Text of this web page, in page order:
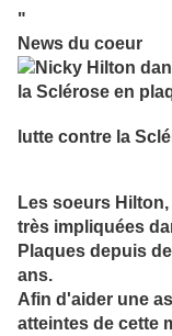
"
News du coeur
lutte contre la
Les soeurs
très impliquées
Plaques depuis
ans.
Afin d'aider une
atteintes de cette